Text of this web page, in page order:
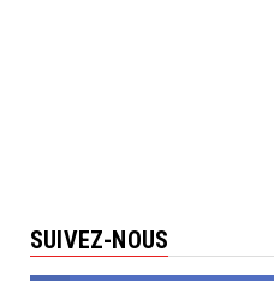
SUIVEZ-NOUS